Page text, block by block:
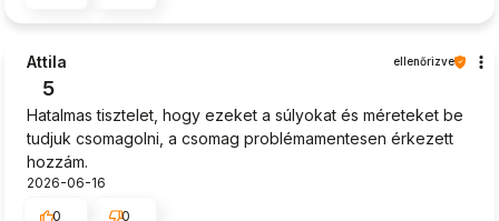
Attila ellenőrizve
5
Hatalmas tisztelet, hogy ezeket a súlyokat és méreteket be
tudjuk csomagolni, a csomag problémamentesen érkezett
hozzám.
2026-06-16
0
0